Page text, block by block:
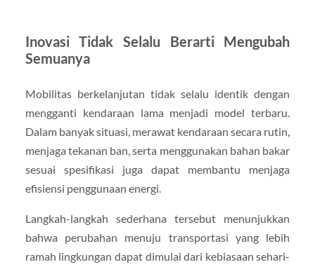
Inovasi Tidak Selalu Berarti Mengubah
Semuanya
Mobilitas berkelanjutan tidak selalu identik dengan
mengganti kendaraan lama menjadi model terbaru.
Dalam banyak situasi, merawat kendaraan secara rutin,
menjaga tekanan ban, serta menggunakan bahan bakar
sesuai spesifikasi juga dapat membantu menjaga
efisiensi penggunaan energi.
Langkah-langkah sederhana tersebut menunjukkan
bahwa perubahan menuju transportasi yang lebih
ramah lingkungan dapat dimulai dari kebiasaan sehari-